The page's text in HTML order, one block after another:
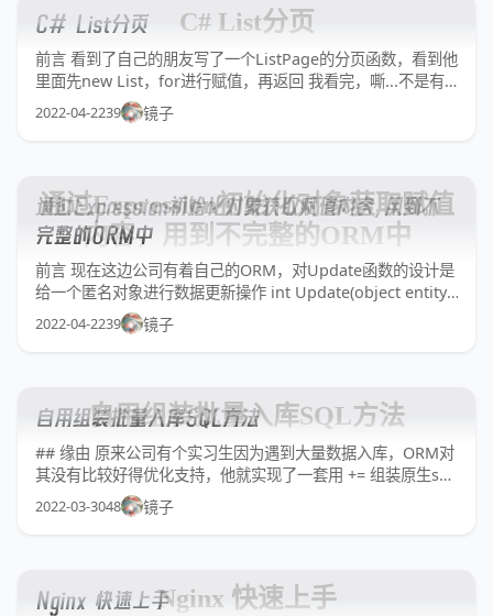
C# List分页
C# List分页
前言 看到了自己的朋友写了一个ListPage的分页函数，看到他
里面先new List，for进行赋值，再返回 我看完，嘶...不是有
更方便的方法嘛，比yield 所以在这里贴一下代码,也方便自己
以后CV ```C# public static IEnumerable<IEnumerable<T>>
2022-04-2239 镜子
通过Expression初始化对象获取赋值
内容，用到不完整的ORM中
通过Expression初始化对象获取赋值内容，用到不
完整的ORM中
前言 现在这边公司有着自己的ORM，对Update函数的设计是
给一个匿名对象进行数据更新操作 int Update(object entity,
Expression<Func<TEntity, bool>> expr); int
Update(Hashtable hashTable, Expres
2022-04-2239 镜子
自用组装批量入库SQL方法
自用组装批量入库SQL方法
## 缘由 原来公司有个实习生因为遇到大量数据入库，ORM对
其没有比较好得优化支持，他就实现了一套用 += 组装原生sql
入库，每条数据都有一INSERT INTO 实习生嘛,也就算了,指正
下就好,而用 += 就必须要改了,要换StringBuilder 这个就另一
2022-03-3048 镜子
Nginx 快速上手
Nginx 快速上手